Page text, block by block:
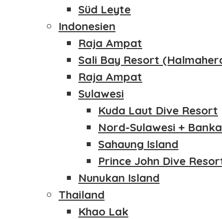
Süd Leyte
Indonesien
Raja Ampat
Sali Bay Resort
Raja Ampat
Sulawesi
Kuda Laut Dive Resort
Nord-Sulawesi +
Sahaung Island
Prince John Dive
Nunukan Island
Thailand
Khao Lak